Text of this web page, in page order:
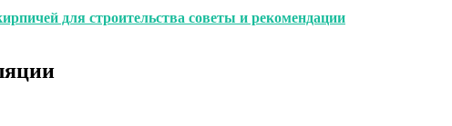
для строительства советы и рекомендации